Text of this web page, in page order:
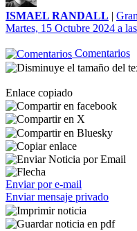
ISMAEL RANDALL |
Martes, 15 Octubre 2024 a
Comentarios
Enlace copiado
Enviar por e-mail
Enviar mensaje privado